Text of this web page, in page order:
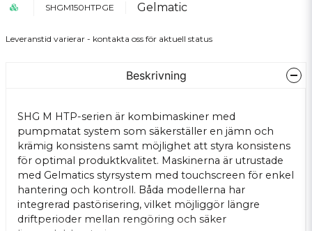
SHGM150HTPGE Gelmatic
Leveranstid varierar - kontakta oss för aktuell status
Beskrivning
SHG M HTP-serien är kombimaskiner med
pumpmatat system som säkerställer en jämn och
krämig konsistens samt möjlighet att styra konsistens
för optimal produktkvalitet. Maskinerna är utrustade
med Gelmatics styrsystem med touchscreen för enkel
hantering och kontroll. Båda modellerna har
integrerad pastörisering, vilket möjliggör längre
driftperioder mellan rengöring och säker